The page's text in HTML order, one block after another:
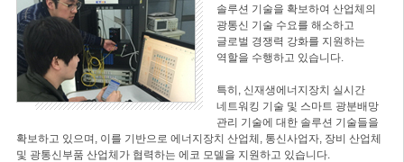
솔루션 기술을 확보하여 산업체의
광통신 기술 수요를 해소하고
글로벌 경쟁력 강화를 지원하는
역할을 수행하고 있습니다.
특히, 신재생에너지장치 실시간
네트워킹 기술 및 스마트 광분배망
관리 기술에 대한 솔루션 기술들을
확보하고 있으며, 이를 기반으로 에너지장치 산업체, 통신사업자, 장비 산업체
및 광통신부품 산업체가 협력하는 에코 모델을 지원하고 있습니다.